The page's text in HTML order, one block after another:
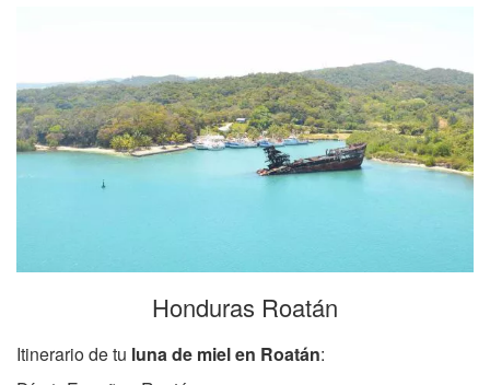
Honduras Roatán
Itinerario de tu luna de miel en Roatán: